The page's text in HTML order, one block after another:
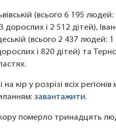
(всього 6 195
і 2 512 дітей),
(всього 2 437 людей: 1
і 820 дітей) та
кір у розрізі всіх
завантажити.
померло тринадцять